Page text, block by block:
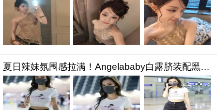
夏日辣妹氛围感拉满！Angelababy白露脐装配黑短
裤，纤腰长腿太吸睛